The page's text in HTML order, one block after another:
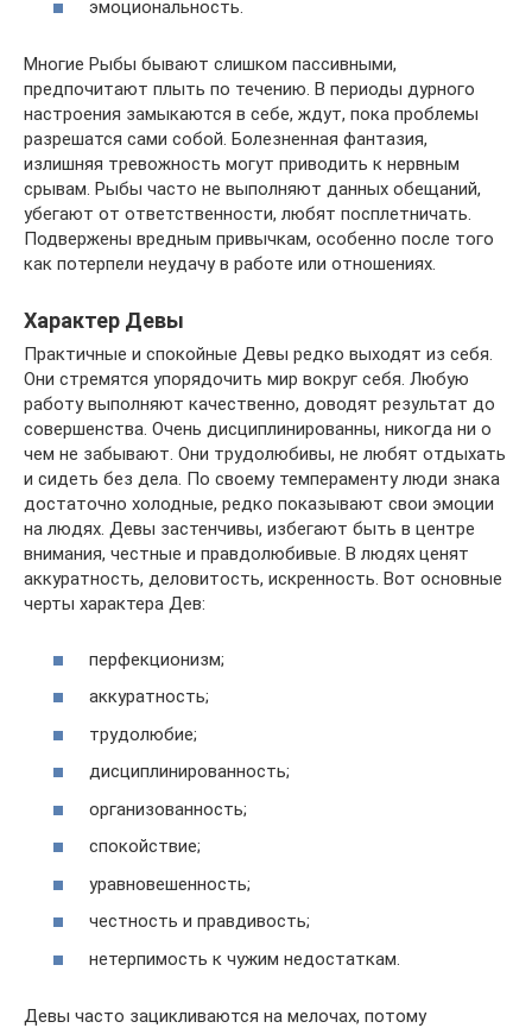
эмоциональность.
Многие Рыбы бывают слишком пассивными,
предпочитают плыть по течению. В периоды дурного
настроения замыкаются в себе, ждут, пока проблемы
разрешатся сами собой. Болезненная фантазия,
излишняя тревожность могут приводить к нервным
срывам. Рыбы часто не выполняют данных обещаний,
убегают от ответственности, любят посплетничать.
Подвержены вредным привычкам, особенно после того
как потерпели неудачу в работе или отношениях.
Характер Девы
Практичные и спокойные Девы редко выходят из себя.
Они стремятся упорядочить мир вокруг себя. Любую
работу выполняют качественно, доводят результат до
совершенства. Очень дисциплинированны, никогда ни о
чем не забывают. Они трудолюбивы, не любят отдыхать
и сидеть без дела. По своему темпераменту люди знака
достаточно холодные, редко показывают свои эмоции
на людях. Девы застенчивы, избегают быть в центре
внимания, честные и правдолюбивые. В людях ценят
аккуратность, деловитость, искренность. Вот основные
черты характера Дев:
перфекционизм;
аккуратность;
трудолюбие;
дисциплинированность;
организованность;
спокойствие;
уравновешенность;
честность и правдивость;
нетерпимость к чужим недостаткам.
Девы часто зацикливаются на мелочах, потому